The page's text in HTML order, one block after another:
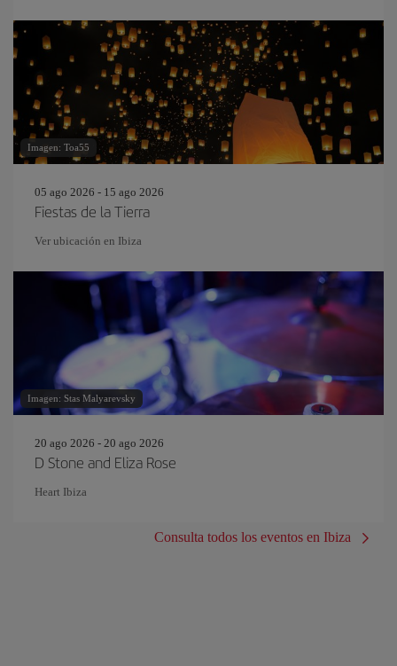
Imagen: Toa55
05 ago 2026 - 15 ago 2026
Fiestas de la Tierra
Ver ubicación en Ibiza
Imagen: Stas Malyarevsky
20 ago 2026 - 20 ago 2026
D Stone and Eliza Rose
Heart Ibiza
Consulta todos los eventos en Ibiza